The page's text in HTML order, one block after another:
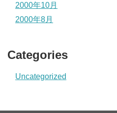
2000年10月
2000年8月
Categories
Uncategorized